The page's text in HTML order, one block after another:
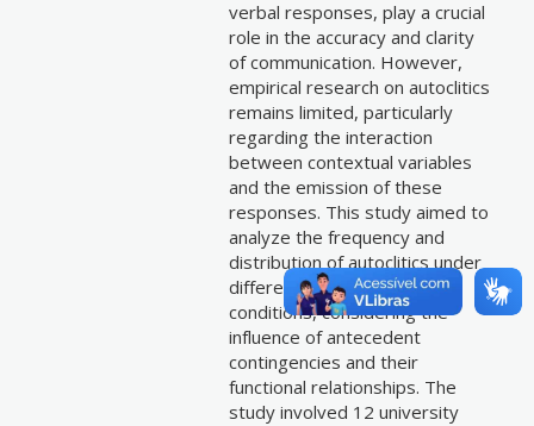
verbal responses, play a crucial
role in the accuracy and clarity
of communication. However,
empirical research on autoclitics
remains limited, particularly
regarding the interaction
between contextual variables
and the emission of these
responses. This study aimed to
analyze the frequency and
distribution of autoclitics under
different experimental
conditions, considering the
influence of antecedent
contingencies and their
functional relationships. The
study involved 12 university